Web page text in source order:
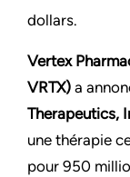
dollars.
Vertex
VRTX) a
Therapeutics,
une thérapie
pour 950